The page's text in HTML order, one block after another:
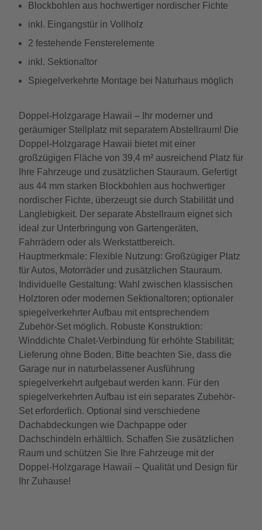
Blockbohlen aus hochwertiger nordischer Fichte
inkl. Eingangstür in Vollholz
2 festehende Fensterelemente
inkl. Sektionaltor
Spiegelverkehrte Montage bei Naturhaus möglich
Doppel-Holzgarage Hawaii – Ihr moderner und
geräumiger Stellplatz mit separatem Abstellraum! Die
Doppel-Holzgarage Hawaii bietet mit einer
großzügigen Fläche von 39,4 m² ausreichend Platz für
Ihre Fahrzeuge und zusätzlichen Stauraum. Gefertigt
aus 44 mm starken Blockbohlen aus hochwertiger
nordischer Fichte, überzeugt sie durch Stabilität und
Langlebigkeit. Der separate Abstellraum eignet sich
ideal zur Unterbringung von Gartengeräten,
Fahrrädern oder als Werkstattbereich.
Hauptmerkmale: Flexible Nutzung: Großzügiger Platz
für Autos, Motorräder und zusätzlichen Stauraum.
Individuelle Gestaltung: Wahl zwischen klassischen
Holztoren oder modernen Sektionaltoren; optionaler
spiegelverkehrter Aufbau mit entsprechendem
Zubehör-Set möglich. Robuste Konstruktion:
Winddichte Chalet-Verbindung für erhöhte Stabilität;
Lieferung ohne Boden. Bitte beachten Sie, dass die
Garage nur in naturbelassener Ausführung
spiegelverkehrt aufgebaut werden kann. Für den
spiegelverkehrten Aufbau ist ein separates Zubehör-
Set erforderlich. Optional sind verschiedene
Dachabdeckungen wie Dachpappe oder
Dachschindeln erhältlich. Schaffen Sie zusätzlichen
Raum und schützen Sie Ihre Fahrzeuge mit der
Doppel-Holzgarage Hawaii – Qualität und Design für
Ihr Zuhause!